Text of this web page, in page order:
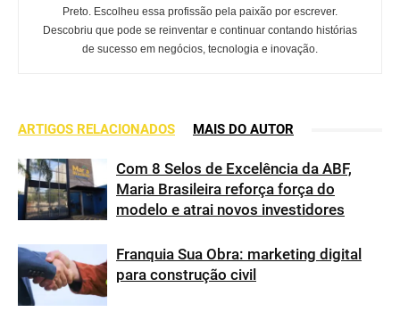
Preto. Escolheu essa profissão pela paixão por escrever.
Descobriu que pode se reinventar e continuar contando histórias
de sucesso em negócios, tecnologia e inovação.
ARTIGOS RELACIONADOS MAIS DO AUTOR
Com 8 Selos de Excelência da ABF,
Maria Brasileira reforça força do
modelo e atrai novos investidores
Franquia Sua Obra: marketing digital
para construção civil